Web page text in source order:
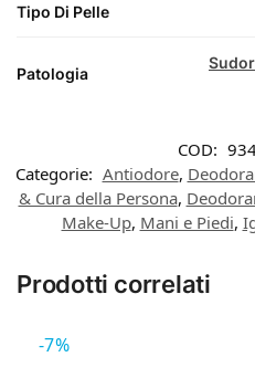
Tipo Di Pelle
Patologia
COD:
Categorie: Antiodore,
& Cura della Persona,
Make-Up, Mani e Piedi,
Prodotti correlati
-7%